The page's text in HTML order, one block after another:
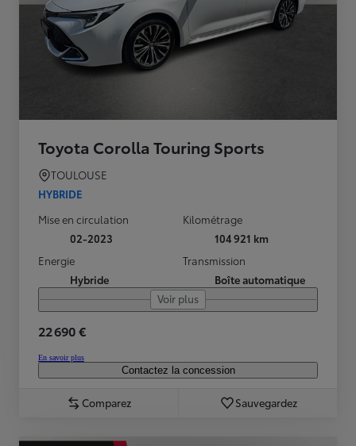
Toyota Corolla Touring Sports
TOULOUSE
HYBRIDE
Mise en circulation
02-2023
Kilométrage
104 921 km
Energie
Hybride
Transmission
Boîte automatique
Voir plus
22 690 €
En savoir plus
Contactez la concession
Comparez Sauvegardez